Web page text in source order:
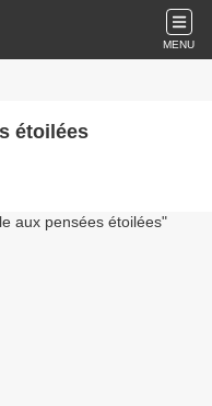
MENU
étoilées